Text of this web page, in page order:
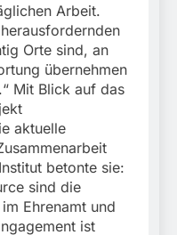
Arbeit.
Orte sind, an
übernehmen
Mit Blick auf das
aktuelle
betonte sie:
sind die
Ehrenamt und
ist